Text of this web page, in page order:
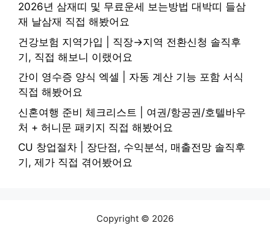
2026년 삼재띠 및 무료운세 보는방법 대박띠 들삼
재 날삼재 직접 해봤어요
건강보험 지역가입 | 직장→지역 전환신청 솔직후
기, 직접 해보니 이랬어요
간이 영수증 양식 엑셀 | 자동 계산 기능 포함 서식
직접 해봤어요
신혼여행 준비 체크리스트 | 여권/항공권/호텔바우
처 + 허니문 패키지 직접 해봤어요
CU 창업절차 | 장단점, 수익분석, 매출전망 솔직후
기, 제가 직접 겪어봤어요
Copyright © 2026